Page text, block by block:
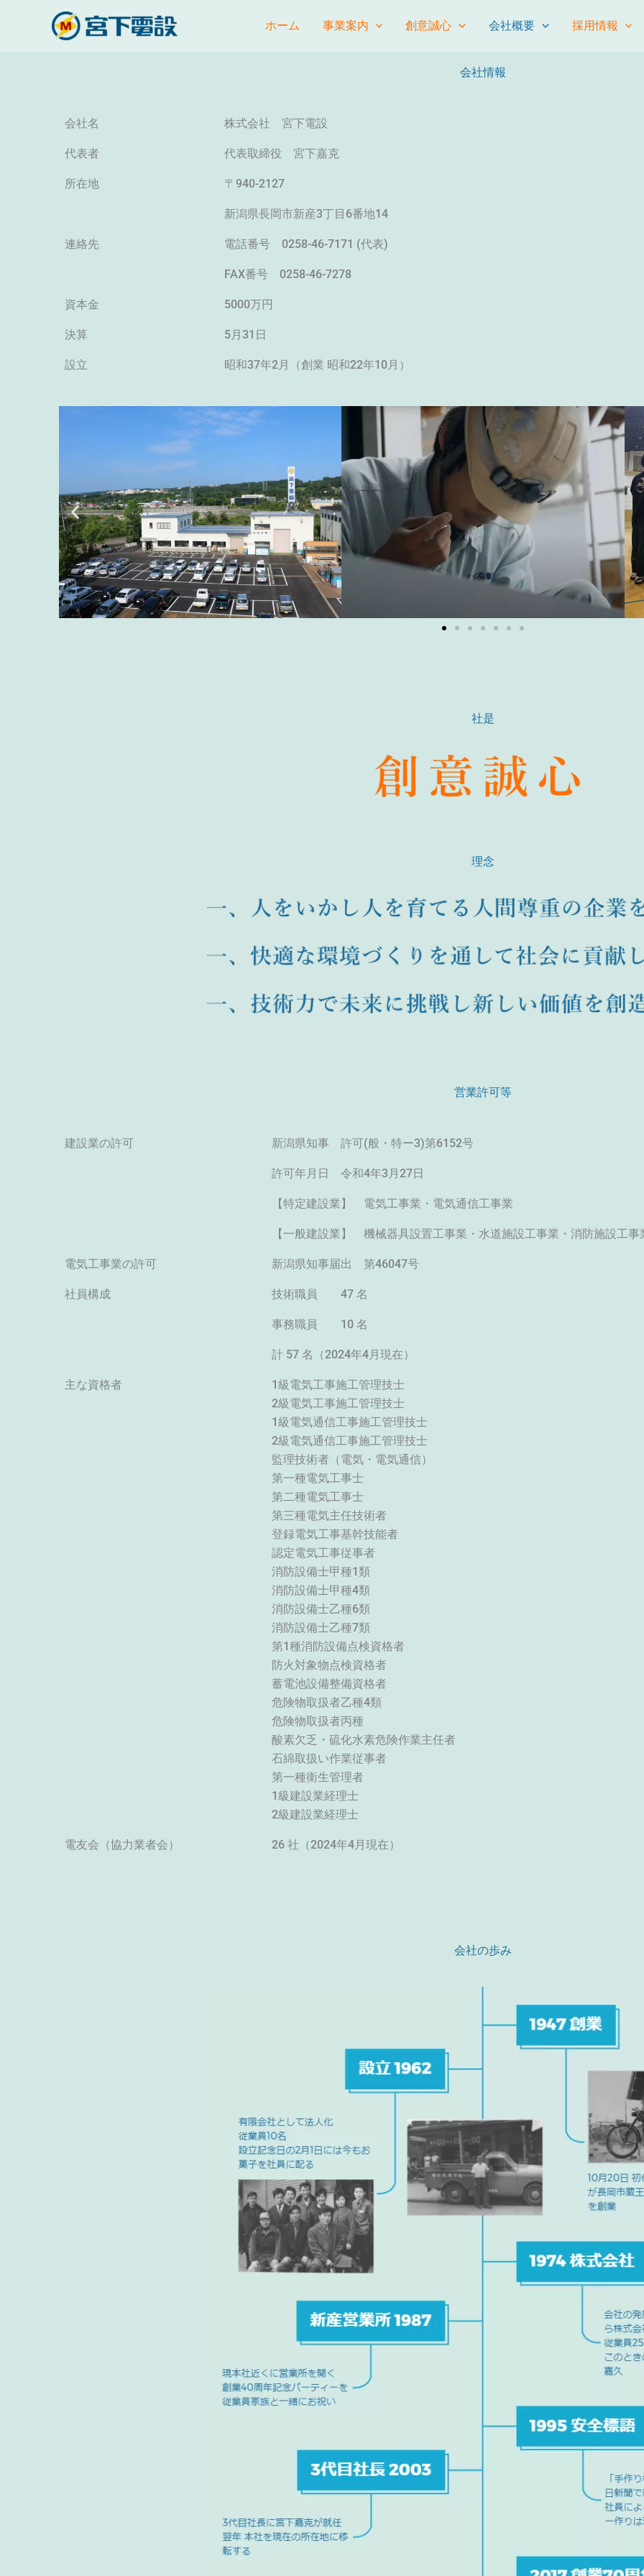
ホーム 事業案内 創意誠心 会社概要 採用情報
会社情報
会社名 株式会社 宮下電設
代表者 代表取締役 宮下嘉克
所在地 〒940-2127
新潟県長岡市新産3丁目6番地14
連絡先 電話番号 0258-46-7171 (代表)
FAX番号 0258-46-7278
資本金 5000万円
決算 5月31日
設立 昭和37年2月（創業 昭和22年10月）
社是
理念
営業許可等
建設業の許可 新潟県知事 許可(般・特ー3)第6152号
許可年月日 令和4年3月27日
【特定建設業】 電気工事業・電気通信工事業
【一般建設業】 機械器具設置工事業・水道施設工事業・消防施設工事
電気工事業の許可 新潟県知事届出 第46047号
社員構成 技術職員 47 名
事務職員 10 名
計 57 名（2024年4月現在）
主な資格者
1級電気工事施工管理技士
2級電気工事施工管理技士
1級電気通信工事施工管理技士
2級電気通信工事施工管理技士
監理技術者（電気・電気通信）
第一種電気工事士
第二種電気工事士
第三種電気主任技術者
登録電気工事基幹技能者
認定電気工事従事者
消防設備士甲種1類
消防設備士甲種4類
消防設備士乙種6類
消防設備士乙種7類
第1種消防設備点検資格者
防火対象物点検資格者
蓄電池設備整備資格者
危険物取扱者乙種4類
危険物取扱者丙種
酸素欠乏・硫化水素危険作業主任者
石綿取扱い作業従事者
第一種衛生管理者
1級建設業経理士
2級建設業経理士
電友会（協力業者会） 26 社（2024年4月現在）
会社の歩み